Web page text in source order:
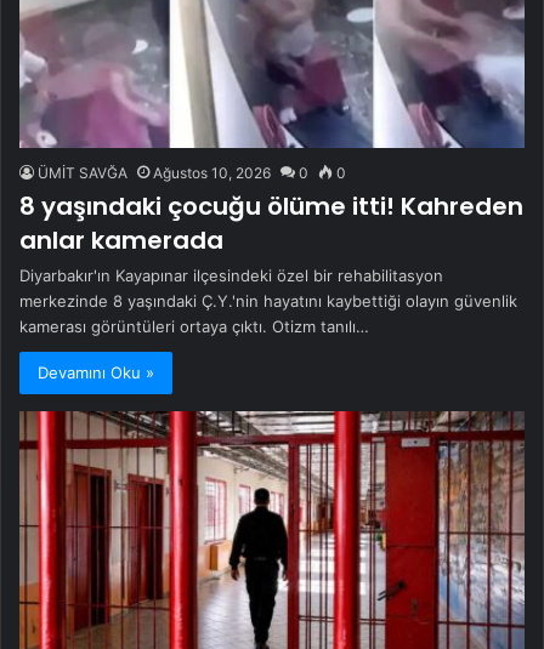
ÜMİT SAVĞA Ağustos 10, 2026 0 0
8 yaşındaki çocuğu ölüme itti! Kahreden
anlar kamerada
Diyarbakır'ın Kayapınar ilçesindeki özel bir rehabilitasyon
merkezinde 8 yaşındaki Ç.Y.'nin hayatını kaybettiği olayın güvenlik
kamerası görüntüleri ortaya çıktı. Otizm tanılı…
Devamını Oku »